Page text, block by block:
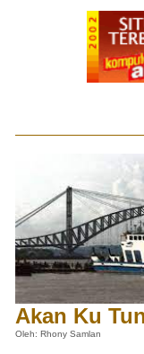
Akan Ku
Oleh: Rhony Samlan